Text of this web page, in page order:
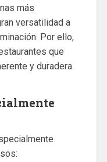
más
versatilidad a
Por ello,
que
y duradera.